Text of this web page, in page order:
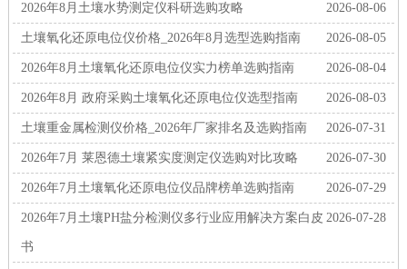
2026-08-06
2026年8月土壤水势测定仪科研选购攻略
2026-08-05
土壤氧化还原电位仪价格_2026年8月选型选购指南
2026-08-04
2026年8月土壤氧化还原电位仪实力榜单选购指南
2026-08-03
2026年8月 政府采购土壤氧化还原电位仪选型指南
2026-07-31
土壤重金属检测仪价格_2026年厂家排名及选购指南
2026-07-30
2026年7月 莱恩德土壤紧实度测定仪选购对比攻略
2026-07-29
2026年7月土壤氧化还原电位仪品牌榜单选购指南
2026-07-28
2026年7月土壤PH盐分检测仪多行业应用解决方案白皮
书